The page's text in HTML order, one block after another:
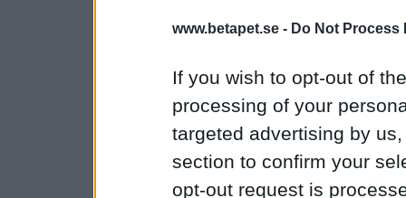
www.betapet.se - Do Not Process
If you wish to opt-out of
processing of your
targeted advertising by
section to confirm your
opt-out request is